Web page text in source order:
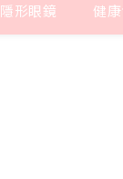
隱形眼鏡 健